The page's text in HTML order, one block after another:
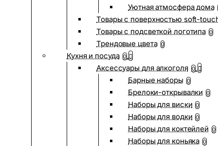
Уютная атмосфера дома
Товары с поверхностью soft-
Товары с подсветкой логотипа 0
Трендовые цвета 0
Кухня и посуда 0
Аксессуары для алкоголя 0
Барные наборы 0
Брелоки-открывалки 0
Наборы для виски 0
Наборы для водки 0
Наборы для коктейлей 0
Наборы для коньяка 0